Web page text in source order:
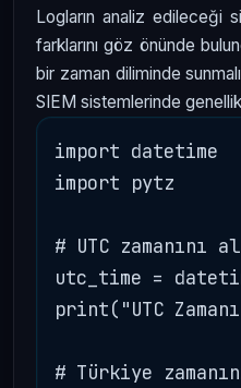
Logların analiz edileceği
farklarını göz önünde
bir zaman diliminde
SIEM sistemlerinde
import datetime
import pytz
# UTC zamanını al
utc_time =
print("UTC
# Türkiye